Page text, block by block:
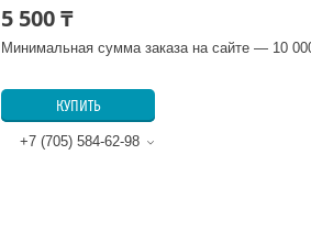
5 500 ₸
Минимальная сумма заказа на сайте — 10
КУПИТЬ
+7 (705) 584-62-98